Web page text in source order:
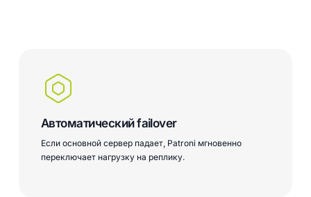
Автоматический failover
Если основной сервер падает, Patroni мгновенно
переключает нагрузку на реплику.